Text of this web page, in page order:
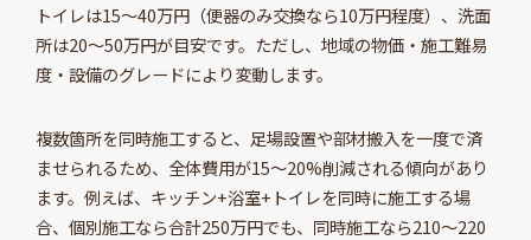
トイレは15～40万円（便器のみ交換なら10万円程度）、洗面
所は20～50万円が目安です。ただし、地域の物価・施工難易
度・設備のグレードにより変動します。
複数箇所を同時施工すると、足場設置や部材搬入を一度で済
ませられるため、全体費用が15～20%削減される傾向があり
ます。例えば、キッチン+浴室+トイレを同時に施工する場
合、個別施工なら合計250万円でも、同時施工なら210～220